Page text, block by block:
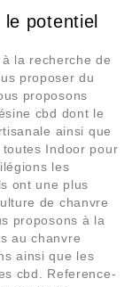
potentiel
la recherche de
proposer du
proposons
cbd dont le
ainsi que
Indoor pour
les
ont une plus
de chanvre
proposons à la
au chanvre
ainsi que les
cbd. Reference-